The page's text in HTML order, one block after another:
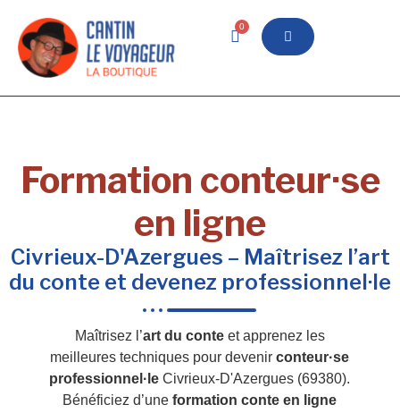
0
Formation conteur·se
en ligne
Civrieux-D'Azergues – Maîtrisez l’art
du conte et devenez professionnel·le
Maîtrisez l’art du conteet apprenez les
meilleures techniques pour devenirconteur·se
professionnel·le Civrieux-D'Azergues (69380).
Bénéficiez d’uneformation conte en ligne